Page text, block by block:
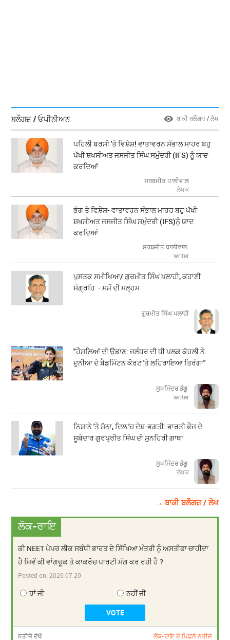
ਬਲੌਗਜ਼ / ਓਪੀਨੀਅਨ ਬਾਕੀ ਬਲੌਗਜ਼ / ਲੇਖ
ਪਹਿਲੀ ਬਰਸੀ 'ਤੇ ਵਿਸ਼ੇਸ਼! ਵਾਤਾਵਰਨ ਸੰਭਾਲ ਮਾਹਰ ਬਹੁ
ਪੱਖੀ ਸ਼ਖਸੀਅਤ ਜਸਜੀਤ ਸਿੰਘ ਸਮੁੰਦਰੀ (IFS) ਨੂੰ ਯਾਦ
ਕਰਦਿਆਂ
ਸਰਬਜੀਤ ਧਾਲੀਵਾਲ
ਲੇਖਕ
ਭੋਗ ਤੇ ਵਿਸ਼ੇਸ਼- ਵਾਤਾਵਰਨ ਸੰਭਾਲ ਮਾਹਰ ਬਹੁ ਪੱਖੀ
ਸ਼ਖਸੀਅਤ ਜਸਜੀਤ ਸਿੰਘ ਸਮੁੰਦਰੀ (IFS)ਨੂੰ ਯਾਦ
ਕਰਦਿਆਂ
ਸਰਬਜੀਤ ਧਾਲੀਵਾਲ
writer
ਪੁਸਤਕ ਸਮੀਖਿਆ/ ਗੁਰਮੀਤ ਸਿੰਘ ਪਲਾਹੀ, ਕਹਾਣੀ
ਸੰਗ੍ਰਹਿ - ਸਮੇਂ ਦੀ ਮਲ੍ਹਮ
ਗੁਰਮੀਤ ਸਿੰਘ ਪਲਾਹੀ
"ਹੌਸਲਿਆਂ ਦੀ ਉਡਾਣ: ਜਲੰਧਰ ਦੀ ਧੀ ਪਲਕ ਕੋਹਲੀ ਨੇ
ਦੁਨੀਆ ਦੇ ਬੈਡਮਿੰਟਨ ਕੋਰਟ 'ਤੇ ਲਹਿਰਾਇਆ ਤਿਰੰਗਾ"
ਸੁਖਮਿੰਦਰ ਭੰਗੂ
writer
ਨਿਸ਼ਾਨੇ 'ਤੇ ਸੋਨਾ, ਦਿਲ 'ਚ ਦੇਸ਼-ਭਗਤੀ: ਭਾਰਤੀ ਫੌਜ ਦੇ
ਸੂਬੇਦਾਰ ਗੁਰਪ੍ਰੀਤ ਸਿੰਘ ਦੀ ਸੁਨਹਿਰੀ ਗਾਥਾ
ਸੁਖਮਿੰਦਰ ਭੰਗੂ
ਲੇਖਕ
→ ਬਾਕੀ ਬਲੌਗਜ਼ / ਲੇਖ
ਲੋਕ-ਰਾਇ
ਕੀ NEET ਪੇਪਰ ਲੀਕ ਸਬੰਧੀ ਭਾਰਤ ਦੇ ਸਿੱਖਿਆ ਮੰਤਰੀ ਨੂੰ ਅਸਤੀਫਾ ਚਾਹੀਦਾ
ਹੈ ਜਿਵੇਂ ਕੀ ਵਾਂਗਚੂਕ ਤੇ ਕਾਕਰੋਚ ਪਾਰਟੀ ਮੰਗ ਕਰ ਰਹੀ ਹੈ ?
Posted on:2026-07-20
ਹਾਂ ਜੀ ਨਹੀਂ ਜੀ
ਨਤੀਜੇ ਦੇਖੋ ਲੋਕ-ਰਾਇ ਦੇ ਪਿਛਲੇ ਨਤੀਜੇ